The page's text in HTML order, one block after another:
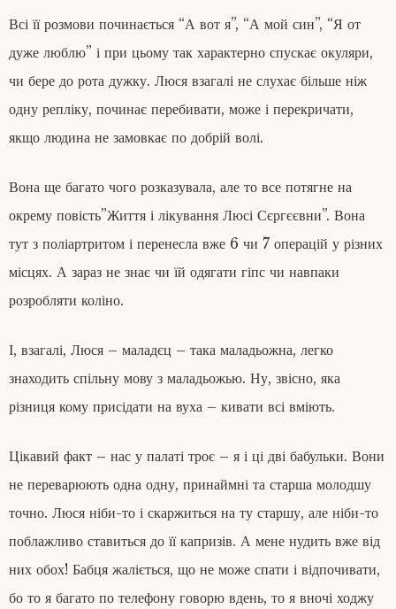
Всі її розмови починається “А вот я”, “А мой син”, “Я от
дуже люблю” і при цьому так характерно спускає окуляри,
чи бере до рота дужку. Люся взагалі не слухає більше ніж
одну репліку, починає перебивати, може і перекричати,
якщо людина не замовкає по добрій волі.
Вона ще багато чого розказувала, але то все потягне на
окрему повість”Життя і лікування Люсі Сєргєєвни”. Вона
тут з поліартритом і перенесла вже 6 чи 7 операцій у різних
місцях. А зараз не знає чи їй одягати гіпс чи навпаки
розробляти коліно.
І, взагалі, Люся – маладєц – така маладьожна, легко
знаходить спільну мову з маладьожью. Ну, звісно, яка
різниця кому присідати на вуха – кивати всі вміють.
Цікавий факт – нас у палаті троє – я і ці дві бабульки. Вони
не переварюють одна одну, принаймні та старша молодшу
точно. Люся ніби-то і скаржиться на ту старшу, але ніби-то
поблажливо ставиться до її капризів. А мене нудить вже від
них обох! Бабця жаліється, що не може спати і відпочивати,
бо то я багато по телефону говорю вдень, то я вночі ходжу